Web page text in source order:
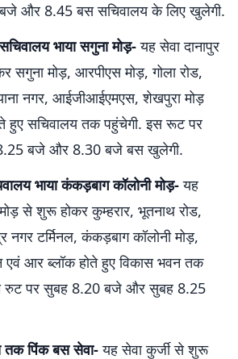
और 8.45 बस सचिवालय के लिए खुलेगी.
भाया सगुना मोड़-यह सेवा दानापुर
मोड़, आरपीएस मोड़, गोला रोड,
नगर, आईजीआईएमएस, शेखपुरा मोड़
हुए सचिवालय तक पहुंचेगी. इस रूट पर
बजे और 8.30 बजे बस खुलेगी.
भाया कंकड़बाग कॉलोनी मोड़-यह
से शुरू होकर कुम्हरार, भूतनाथ रोड,
नगर टर्मिनल, कंकड़बाग कॉलोनी मोड़,
एवं आर ब्लॉक होते हुए विकास भवन तक
रुट पर सुबह 8.20 बजे और सुबह 8.25
तक पिंक बस सेवा-यह सेवा कुर्जी से शुरू